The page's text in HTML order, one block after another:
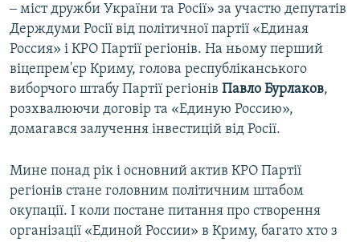
‒ міст дружби України та Росії» за участю депутатів
Держдуми Росії від політичної партії «Единая
Россия» і КРО Партії регіонів. На ньому перший
віцепрем'єр Криму, голова республіканського
виборчого штабу Партії регіонів Павло Бурлаков,
розхвалюючи договір та «Единую Россию»,
домагався залучення інвестицій від Росії.
Мине понад рік і основний актив КРО Партії
регіонів стане головним політичним штабом
окупації. І коли постане питання про створення
організації «Единой России» в Криму, багато хто з